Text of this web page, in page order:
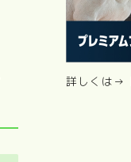
詳しくは→